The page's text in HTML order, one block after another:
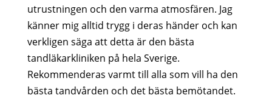
utrustningen och den varma atmosfären. Jag
känner mig alltid trygg i deras händer och kan
verkligen säga att detta är den bästa
tandläkarkliniken på hela Sverige.
Rekommenderas varmt till alla som vill ha den
bästa tandvården och det bästa bemötandet.